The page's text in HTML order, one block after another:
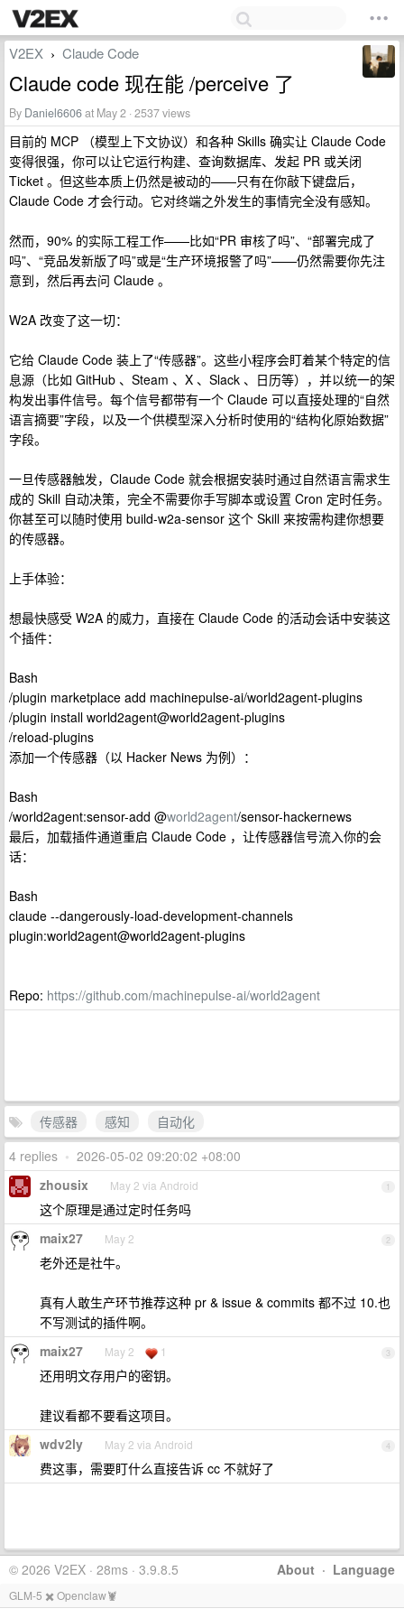
V2EX › Claude Code
Claude code 现在能 /perceive 了
By Daniel6606at May 2 · 2537 views
目前的 MCP （模型上下文协议）和各种 Skills 确实让 Claude Code
变得很强，你可以让它运行构建、查询数据库、发起 PR 或关闭
Ticket 。但这些本质上仍然是被动的——只有在你敲下键盘后，
Claude Code 才会行动。它对终端之外发生的事情完全没有感知。
然而，90% 的实际工程工作——比如“PR 审核了吗”、“部署完成了
吗”、“竞品发新版了吗”或是“生产环境报警了吗”——仍然需要你先注
意到，然后再去问 Claude 。
W2A 改变了这一切：
它给 Claude Code 装上了“传感器”。这些小程序会盯着某个特定的信
息源（比如 GitHub 、Steam 、X 、Slack 、日历等），并以统一的架
构发出事件信号。每个信号都带有一个 Claude 可以直接处理的“自然
语言摘要”字段，以及一个供模型深入分析时使用的“结构化原始数据”
字段。
一旦传感器触发，Claude Code 就会根据安装时通过自然语言需求生
成的 Skill 自动决策，完全不需要你手写脚本或设置 Cron 定时任务。
你甚至可以随时使用 build-w2a-sensor 这个 Skill 来按需构建你想要
的传感器。
上手体验：
想最快感受 W2A 的威力，直接在 Claude Code 的活动会话中安装这
个插件：
Bash
/plugin marketplace add machinepulse-ai/world2agent-plugins
/plugin install world2agent@world2agent-plugins
/reload-plugins
添加一个传感器（以 Hacker News 为例）：
Bash
/world2agent:sensor-add @world2agent/sensor-hackernews
最后，加载插件通道重启 Claude Code ，让传感器信号流入你的会
话：
Bash
claude --dangerously-load-development-channels
plugin:world2agent@world2agent-plugins
Repo: https://github.com/machinepulse-ai/world2agent
传感器 感知
自动化
4 replies • 2026-05-02 09:20:02 +08:00
1
zhousix May 2 via Android
这个原理是通过定时任务吗
2
maix27 May 2
老外还是社牛。
真有人敢生产环节推荐这种 pr & issue & commits 都不过 10.也
不写测试的插件啊。
3
maix27 May 2 1
还用明文存用户的密钥。
建议看都不要看这项目。
4
wdv2ly May 2 via Android
费这事，需要盯什么直接告诉 cc 不就好了
About · Language
© 2026 V2EX · 28ms · 3.9.8.5
GLM-5 ✖️ Openclaw🦞